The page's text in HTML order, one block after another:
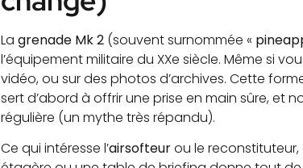
Lagrenade Mk 2 (souvent surnommée «
l’équipement militaire du XXe siècle. Même si
vidéo, ou sur des photos d’archives. Cette
sert d’abord à offrir une prise en main sûre, et
régulière (un mythe très répandu).
Ce qui intéresse l’airsofteurou le reconstituteur,